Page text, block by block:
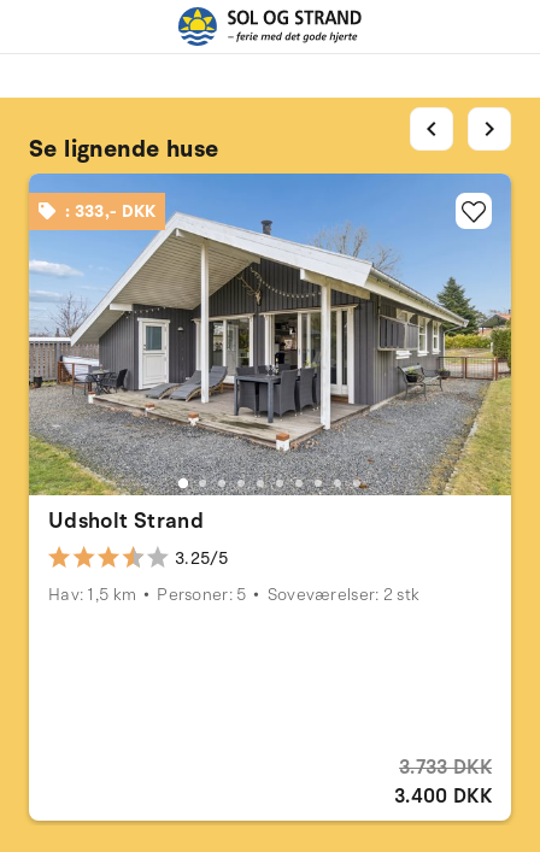
Se lignende huse
: 333,- DKK
Udsholt Strand
3.25/5
Hav: 1,5 km
Personer: 5 Soveværelser: 2 stk
3.733 DKK
3.400 DKK
chevron_left chevron_right